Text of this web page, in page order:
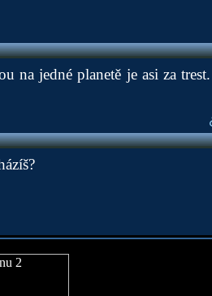
na jedné planetě je asi za